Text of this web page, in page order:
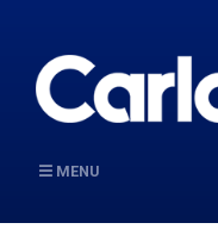
MENU